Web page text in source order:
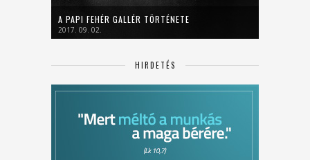
A PAPI FEHÉR GALLÉR TÖRTÉNETE
2017. 09. 02.
HIRDETÉS